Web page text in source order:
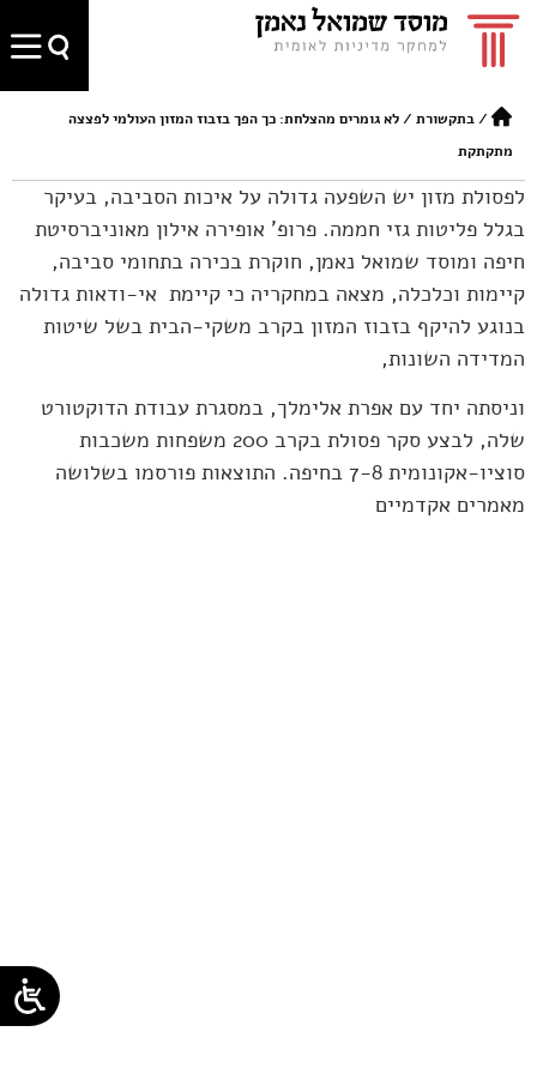
/בתקשורת /לא גומרים מהצלחת: כך הפך בזבוז המזון העולמי לפצצה
מתקתקת
לפסולת מזון יש השפעה גדולה על איכות הסביבה, בעיקר
בגלל פליטות גזי חממה. פרופ' אופירה אילון מאוניברסיטת
חיפה ומוסד שמואל נאמן, חוקרת בכירה בתחומי סביבה,
קיימות וכלכלה, מצאה במחקריה כי קיימת אי-ודאות גדולה
בנוגע להיקף בזבוז המזון בקרב משקי-הבית בשל שיטות
המדידה השונות,
וניסתה יחד עם אפרת אלימלך, במסגרת עבודת הדוקטורט
שלה, לבצע סקר פסולת בקרב 200 משפחות משכבות
סוציו-אקונומית 7-8 בחיפה. התוצאות פורסמו בשלושה
מאמרים אקדמיים